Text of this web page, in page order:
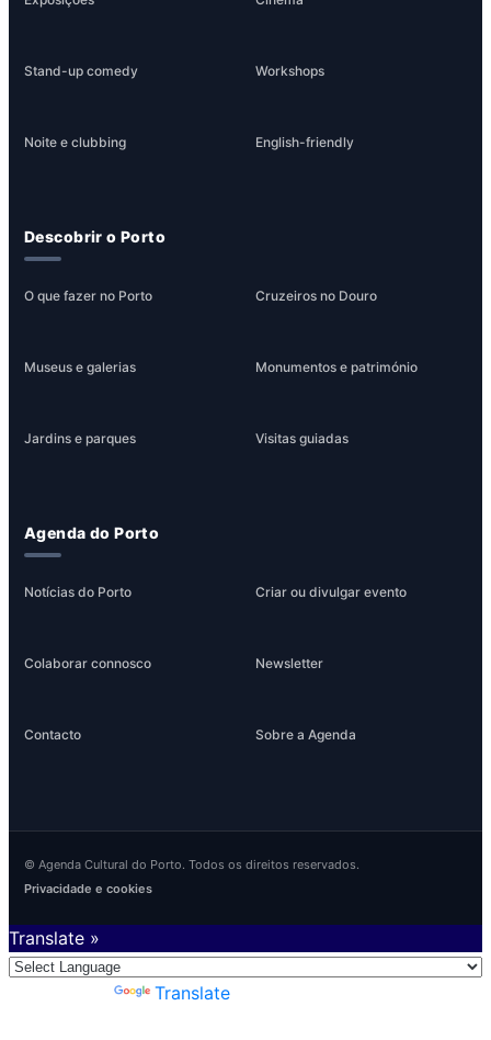
Stand-up comedy Workshops
Noite e clubbing English-friendly
Descobrir o Porto
O que fazer no Porto Cruzeiros no Douro
Museus e galerias Monumentos e património
Jardins e parques Visitas guiadas
Agenda do Porto
Notícias do Porto Criar ou divulgar evento
Colaborar connosco Newsletter
Contacto Sobre a Agenda
© Agenda Cultural do Porto. Todos os direitos reservados.
Privacidade e cookies
Translate »
Translate